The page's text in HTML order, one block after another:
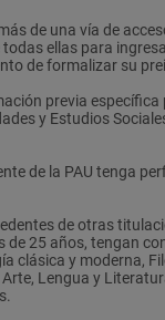
propios y formular
sociales y
información
y sociales
propias de forma
escritos
Moderno
e Hipertextual:
lengua Inglesa con
de una vía de
ellas para
de formalizar su
previa específica
y Estudios
de la PAU tenga
de otras
de 25 años, tengan
clásica y moderna,
Lengua y